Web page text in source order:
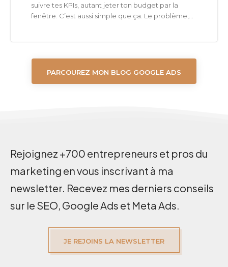
suivre tes KPIs, autant jeter ton budget par la
fenêtre. C’est aussi simple que ça. Le problème,...
PARCOUREZ MON BLOG GOOGLE ADS
Rejoignez +700 entrepreneurs et pros du
marketing en vous inscrivant à ma
newsletter. Recevez mes derniers conseils
sur le SEO, Google Ads et Meta Ads.
JE REJOINS LA NEWSLETTER